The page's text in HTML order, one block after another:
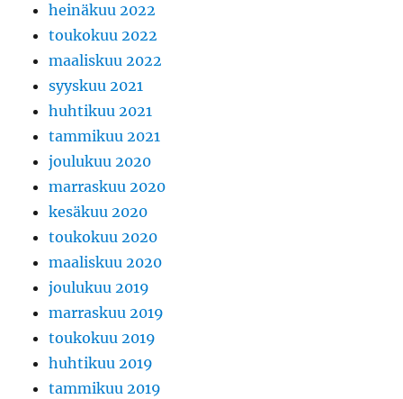
heinäkuu 2022
toukokuu 2022
maaliskuu 2022
syyskuu 2021
huhtikuu 2021
tammikuu 2021
joulukuu 2020
marraskuu 2020
kesäkuu 2020
toukokuu 2020
maaliskuu 2020
joulukuu 2019
marraskuu 2019
toukokuu 2019
huhtikuu 2019
tammikuu 2019